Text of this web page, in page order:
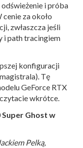
i próba
za około
zwłaszcza jeśli
i path tracingiem
konfiguracji
Tę
GeForce RTX
wkrótce.
Super Ghost w
Pelką,